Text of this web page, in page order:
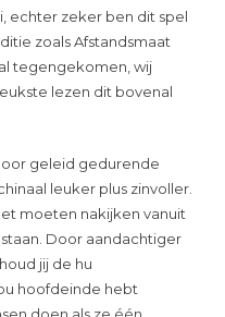
echter zeker ben dit spel
zoals Afstandsmaat
tegengekomen, wij
lezen dit bovenal
geleid gedurende
leuker plus zinvoller.
moeten nakijken vanuit
Door aandachtiger
jij de hu
hoofdeinde hebt